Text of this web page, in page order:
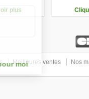
plus
Meilleures ventes Nos